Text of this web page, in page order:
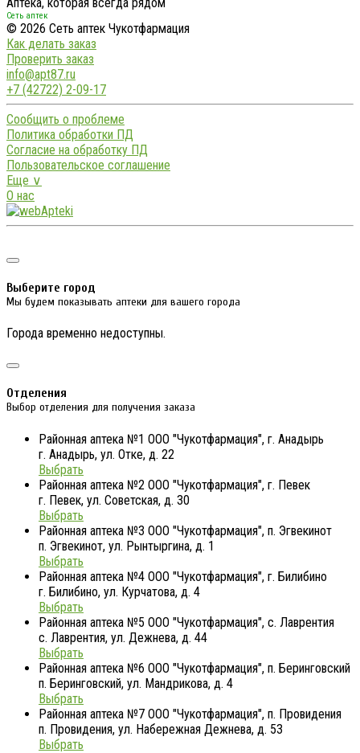
Сеть аптек
© 2026 Сеть аптек Чукотфармация
Как делать заказ
Проверить заказ
info@apt87.ru
+7 (42722) 2-09-17
Сообщить о проблеме
Политика обработки ПД
Согласие на обработку ПД
Пользовательское соглашение
Еще ∨
О нас
Выберите город
Мы будем показывать аптеки для вашего города
Города временно недоступны.
Отделения
Выбор отделения для получения заказа
Районная аптека №1 ООО "Чукотфармация", г. Анадырь
г. Анадырь, ул. Отке, д. 22
Выбрать
Районная аптека №2 ООО "Чукотфармация", г. Певек
г. Певек, ул. Советская, д. 30
Выбрать
Районная аптека №3 ООО "Чукотфармация", п. Эгвекинот
п. Эгвекинот, ул. Рынтыргина, д. 1
Выбрать
Районная аптека №4 ООО "Чукотфармация", г. Билибино
г. Билибино, ул. Курчатова, д. 4
Выбрать
Районная аптека №5 ООО "Чукотфармация", с. Лаврентия
с. Лаврентия, ул. Дежнева, д. 44
Выбрать
Районная аптека №6 ООО "Чукотфармация", п. Беринговский
п. Беринговский, ул. Мандрикова, д. 4
Выбрать
Районная аптека №7 ООО "Чукотфармация", п. Провидения
п. Провидения, ул. Набережная Дежнева, д. 53
Выбрать